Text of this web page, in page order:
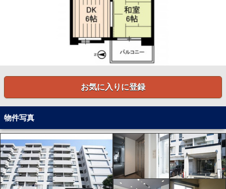
お気に入りに登録
物件写真